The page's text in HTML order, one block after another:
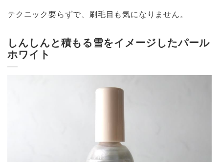
テクニック要らずで、刷毛目も気になりません。
しんしんと積もる雪をイメージしたパール
ホワイト